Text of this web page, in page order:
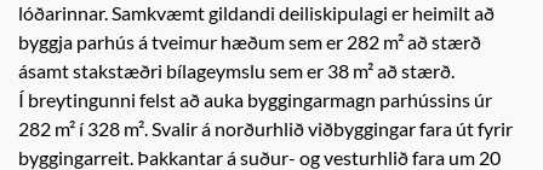
lóðarinnar. Samkvæmt gildandi deiliskipulagi er heimilt að
byggja parhús á tveimur hæðum sem er 282 m² að stærð
ásamt stakstæðri bílageymslu sem er 38 m² að stærð.
Í breytingunni felst að auka byggingarmagn parhússins úr
282 m² í 328 m². Svalir á norðurhlið viðbyggingar fara út fyrir
byggingarreit. Þakkantar á suður- og vesturhlið fara um 20